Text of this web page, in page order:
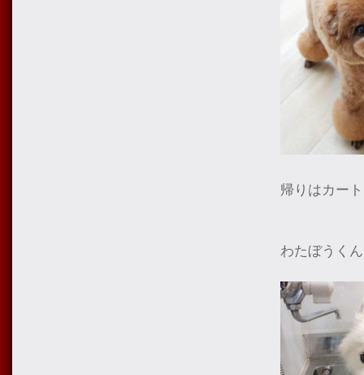
帰りはカー
わたぼうくん